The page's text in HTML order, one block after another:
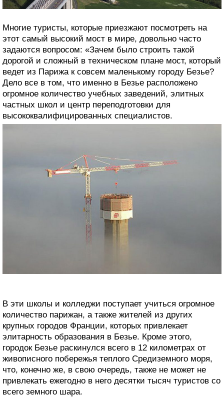
Многие туристы, которые приезжают посмотреть на
этот самый высокий мост в мире, довольно часто
задаются вопросом: «Зачем было строить такой
дорогой и сложный в техническом плане мост, который
ведет из Парижа к совсем маленькому городу Безье?
Дело все в том, что именно в Безье расположено
огромное количество учебных заведений, элитных
частных школ и центр переподготовки для
высококвалифицированных специалистов.
В эти школы и колледжи поступает учиться огромное
количество парижан, а также жителей из других
крупных городов Франции, которых привлекает
элитарность образования в Безье. Кроме этого,
городок Безье раскинулся всего в 12 километрах от
живописного побережья теплого Средиземного моря,
что, конечно же, в свою очередь, также не может не
привлекать ежегодно в него десятки тысяч туристов со
всего земного шара.